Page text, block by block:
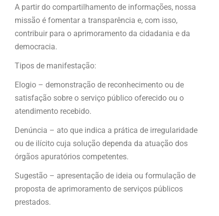
A partir do compartilhamento de informações, nossa
missão é fomentar a transparência e, com isso,
contribuir para o aprimoramento da cidadania e da
democracia.
Tipos de manifestação:
Elogio – demonstração de reconhecimento ou de
satisfação sobre o serviço público oferecido ou o
atendimento recebido.
Denúncia – ato que indica a prática de irregularidade
ou de ilícito cuja solução dependa da atuação dos
órgãos apuratórios competentes.
Sugestão – apresentação de ideia ou formulação de
proposta de aprimoramento de serviços públicos
prestados.